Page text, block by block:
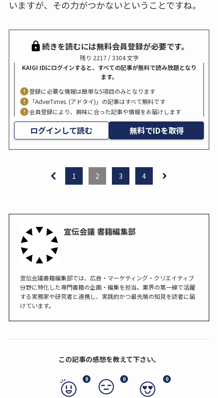
いますが、その力がつかないということですね。
続きを読むには無料会員登録が必要です。
残り 2217 / 3304 文字
KAIGI IDにログインすると、すべての記事が無料で読み放題となり
ます。
登録に必要な情報は簡単な5項目のみとなります
「AdverTimes. (アドタイ)」の記事はすべて無料です
会員登録により、興味に合った記事や情報をお届けします
ログインして読む 無料でIDを取得
1 2 3 4
宣伝会議 書籍編集部
宣伝会議書籍編集部では、広告・マーケティング・クリエイティブ
分野に特化した専門書籍の企画・編集を担当。業界の第一線で活躍
する実務家や研究者と連携し、実践的かつ最先端の知見を読者に届
けています。
この記事の感想を教えて下さい。
0 0 0